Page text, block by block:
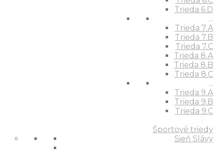
Trieda 6.D
...
Trieda 7.A
Trieda 7.B
Trieda 7.C
Trieda 8.A
Trieda 8.B
Trieda 8.C
...
Trieda 9.A
Trieda 9.B
Trieda 9.C
Športové triedy
Sieň Slávy